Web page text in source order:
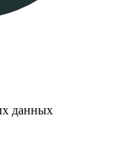
данных